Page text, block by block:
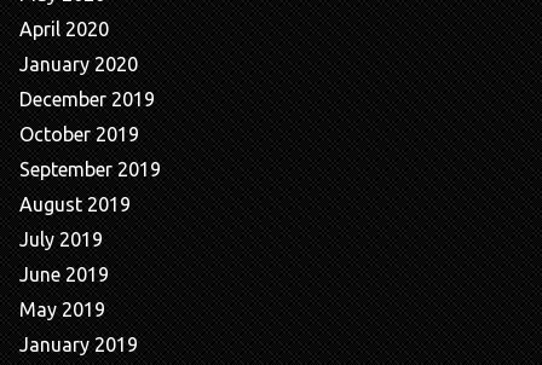
April 2020
January 2020
December 2019
October 2019
September 2019
August 2019
July 2019
June 2019
May 2019
January 2019